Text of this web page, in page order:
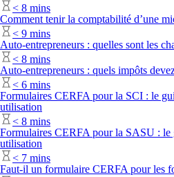
< 8 mins
Comment tenir la comptabilité d’une
< 9 mins
Auto-entrepreneurs : quelles sont les
< 8 mins
Auto-entrepreneurs : quels impôts
< 6 mins
Formulaires CERFA pour la SCI : le
utilisation
< 8 mins
Formulaires CERFA pour la SASU : le
utilisation
< 7 mins
Faut-il un formulaire CERFA pour les